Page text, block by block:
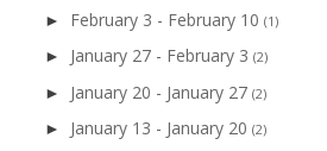
► February 3 - February 10 (1)
► January 27 - February 3 (2)
► January 20 - January 27 (2)
► January 13 - January 20 (2)